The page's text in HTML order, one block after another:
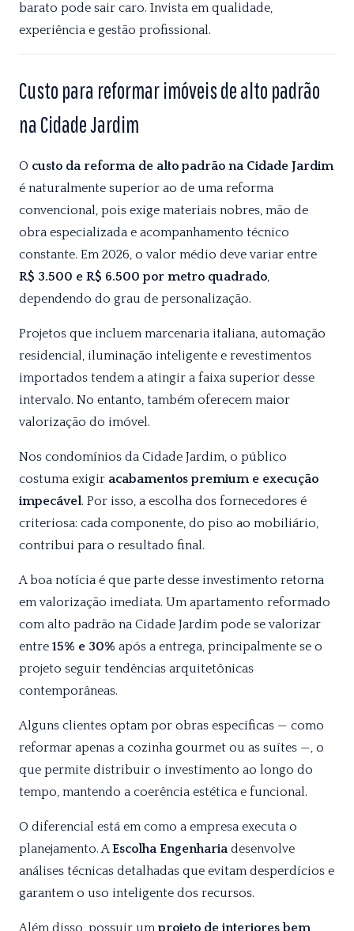
barato pode sair caro. Invista em qualidade,
experiência e gestão profissional.
Custo para reformar imóveis de alto padrão
na Cidade Jardim
O custo da reforma de alto padrão na Cidade Jardim
é naturalmente superior ao de uma reforma
convencional, pois exige materiais nobres, mão de
obra especializada e acompanhamento técnico
constante. Em 2026, o valor médio deve variar entre
R$ 3.500 e R$ 6.500 por metro quadrado,
dependendo do grau de personalização.
Projetos que incluem marcenaria italiana, automação
residencial, iluminação inteligente e revestimentos
importados tendem a atingir a faixa superior desse
intervalo. No entanto, também oferecem maior
valorização do imóvel.
Nos condomínios da Cidade Jardim, o público
costuma exigir acabamentos premium e execução
impecável. Por isso, a escolha dos fornecedores é
criteriosa: cada componente, do piso ao mobiliário,
contribui para o resultado final.
A boa notícia é que parte desse investimento retorna
em valorização imediata. Um apartamento reformado
com alto padrão na Cidade Jardim pode se valorizar
entre 15% e 30% após a entrega, principalmente se o
projeto seguir tendências arquitetônicas
contemporâneas.
Alguns clientes optam por obras específicas — como
reformar apenas a cozinha gourmet ou as suítes —, o
que permite distribuir o investimento ao longo do
tempo, mantendo a coerência estética e funcional.
O diferencial está em como a empresa executa o
planejamento. AEscolha Engenharia desenvolve
análises técnicas detalhadas que evitam desperdícios e
garantem o uso inteligente dos recursos.
Além disso, possuir umprojeto de interiores bem